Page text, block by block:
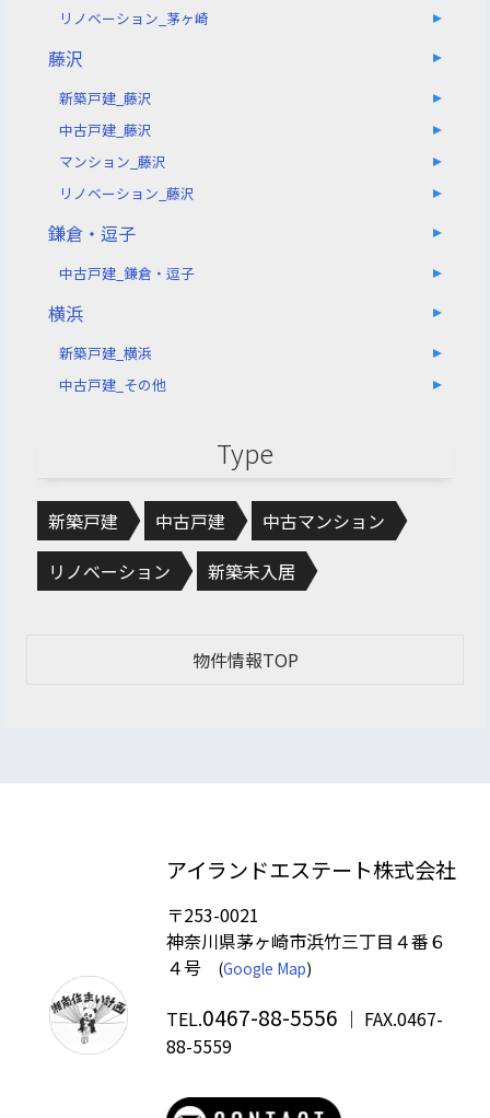
リノベーション_茅ヶ崎
藤沢
新築戸建_藤沢
中古戸建_藤沢
マンション_藤沢
リノベーション_藤沢
鎌倉・逗子
中古戸建_鎌倉・逗子
横浜
新築戸建_横浜
中古戸建_その他
Type
新築戸建 中古戸建
中古マンション
リノベーション
新築未入居
物件情報TOP
アイランドエステート株式会社
〒253-0021
神奈川県茅ヶ崎市浜竹三丁目４番６
４号(Google Map)
TEL.0467-88-5556 ｜ FAX.0467-
88-5559